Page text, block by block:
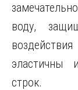
воду,
эластичны
строк.